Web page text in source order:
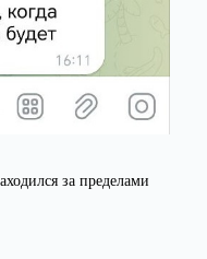
за пределами